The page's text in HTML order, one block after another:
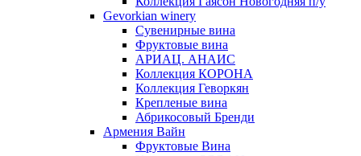
Gevorkian winery
Сувенирные вина
Фруктовые вина
АРИАЦ. АНАИС
Коллекция КОРОНА
Коллекция Геворкян
Крепленые вина
Абрикосовый Бренди
Армения Вайн
Фруктовые Вина